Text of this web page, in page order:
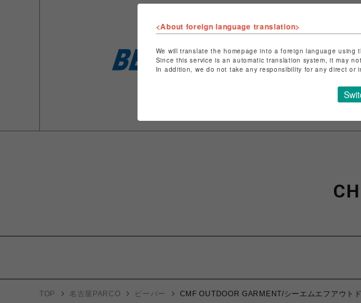
ショップ名
ビーバ
店舗名
名古屋
特定商取引法など法
ショップお問い合わ
TOP 名古屋PARCO ビーバー CMF OUTDOOR GARMENT/シーエムエフアウト
<About foreign language translation>
We will translate the homepage into a foreign language using
Since this service is an automatic translation system, it may
In addition, we do not take any responsibility for any direct or